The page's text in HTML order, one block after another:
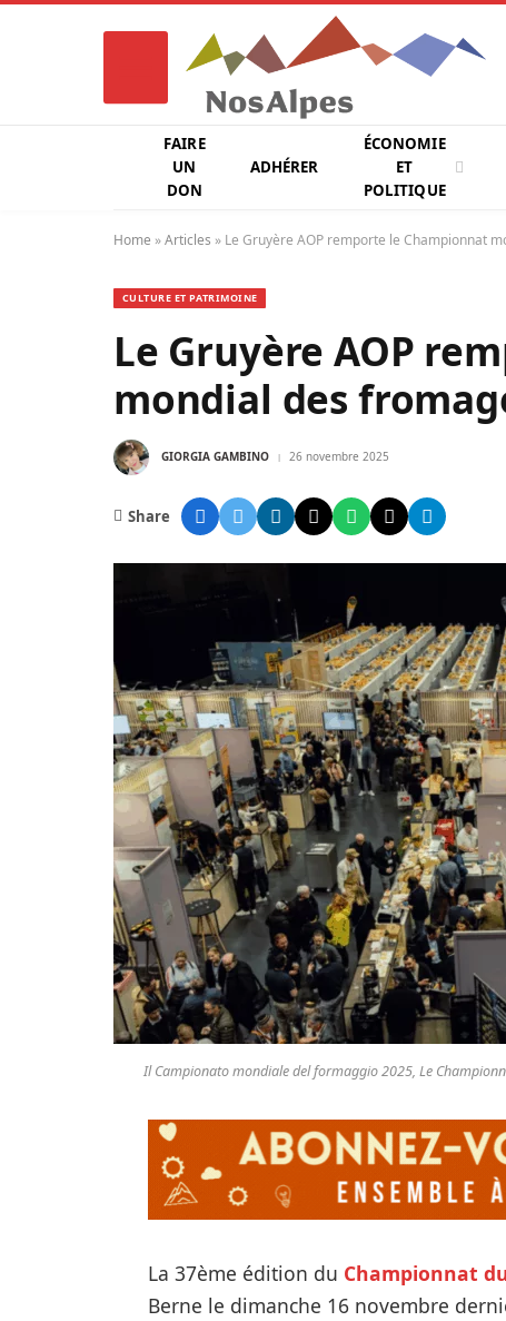
FAIRE
UN
DON
ADHÉRER
ÉCONOMIE
ET
POLITIQUE
Home »Articles » Le Gruyère AOP remporte le Championnat
CULTURE ET PATRIMOINE
Le Gruyère AOP
mondial des
GIORGIA GAMBINO 26 novembre 2025
Share
Il Campionato mondiale del formaggio 2025, Le
La 37ème édition du Championnat
Berne le dimanche 16 novembre